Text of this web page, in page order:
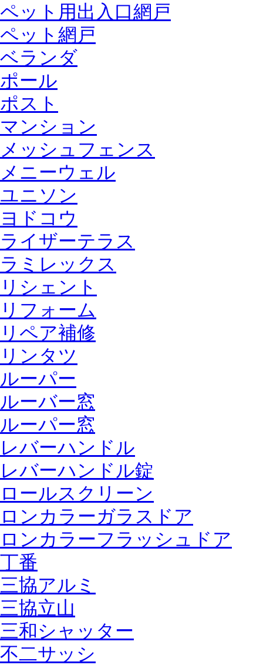
ペット用出入口網戸
ペット網戸
ベランダ
ポール
ポスト
マンション
メッシュフェンス
メニーウェル
ユニソン
ヨドコウ
ライザーテラス
ラミレックス
リシェント
リフォーム
リペア補修
リンタツ
ルーパー
ルーバー窓
ルーパー窓
レバーハンドル
レバーハンドル錠
ロールスクリーン
ロンカラーガラスドア
ロンカラーフラッシュドア
丁番
三協アルミ
三協立山
三和シャッター
不二サッシ